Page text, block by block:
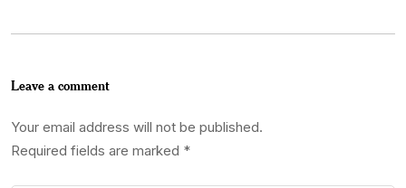
Leave a comment
Your email address will not be published.
Required fields are marked *